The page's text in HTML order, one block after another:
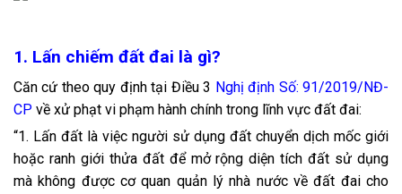
1. Lấn chiếm đất đai là gì?
Căn cứ theo quy định tại Điều 3 Nghị định Số: 91/2019/NĐ-
CP về xử phạt vi phạm hành chính trong lĩnh vực đất đai:
“1. Lấn đất là việc người sử dụng đất chuyển dịch mốc giới
hoặc ranh giới thửa đất để mở rộng diện tích đất sử dụng
mà không được cơ quan quản lý nhà nước về đất đai cho